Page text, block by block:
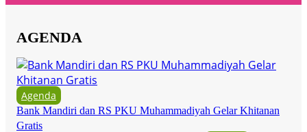
AGENDA
Agenda
Bank Mandiri dan RS PKU Muhammadiyah Gelar Khitanan
Gratis